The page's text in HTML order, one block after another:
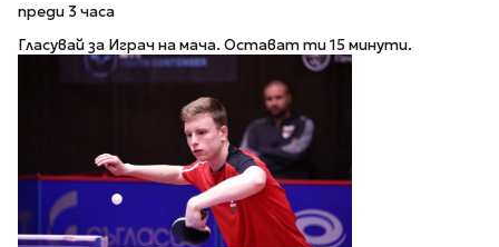
преди 3 часа
Гласувай за Играч на мача. Остават ти 15 минути.